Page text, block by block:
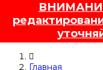
Главная